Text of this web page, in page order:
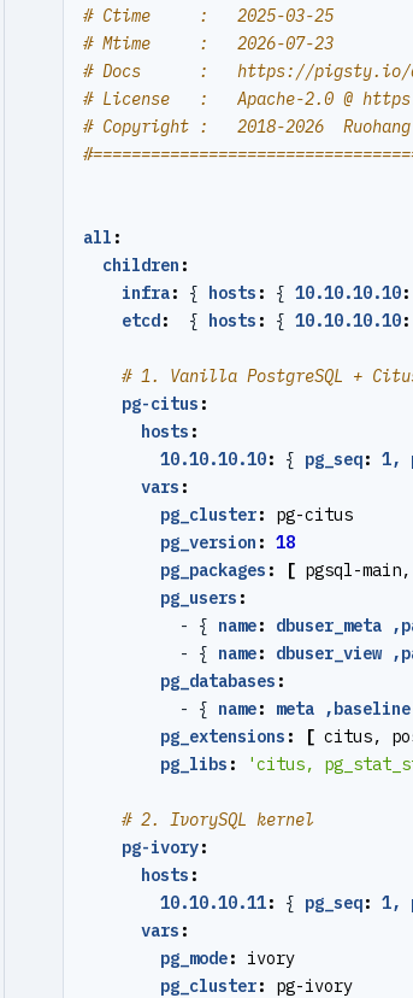
# Ctime     :   2025-03-25
# Mtime     :   2026-07-23
# Docs      :   https://pigsty.io/
# License   :   Apache-2.0 @
# Copyright :   2018-2026  Ruohang
all :
children :
infra: { hosts : { 10.10.10.10:
etcd: { hosts : { 10.10.10.10:
# 1. Vanilla PostgreSQL +
pg-citus :
hosts :
10.10.10.10: { pg_seq: 1,
vars :
pg_cluster:
pg-citus
pg_version : 18
pg_packages : [ pgsql-
pg_users :
- { name: dbuser_meta
- { name: dbuser_view
pg_databases :
- { name: meta ,baseline
pg_extensions : [ citus,
pg_libs : 'citus,
# 2. IvorySQL kernel
pg-ivory:
hosts :
10.10.10.11: { pg_seq: 1,
vars :
pg_mode:
ivory
pg_cluster:
pg-ivory